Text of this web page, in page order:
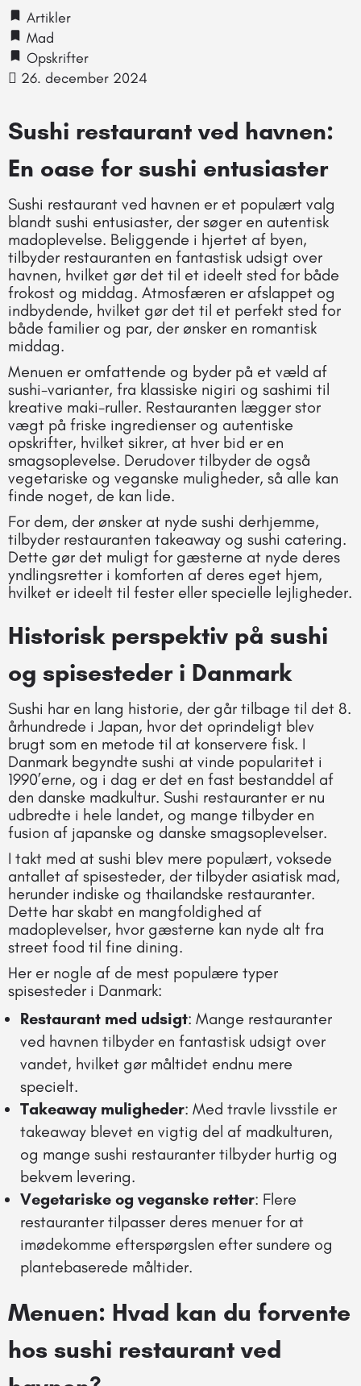
Artikler
Mad
Opskrifter
26. december 2024
Sushi restaurant ved havnen:
En oase for sushi entusiaster
Sushi restaurant ved havnen er et populært valg
blandt sushi entusiaster, der søger en autentisk
madoplevelse. Beliggende i hjertet af byen,
tilbyder restauranten en fantastisk udsigt over
havnen, hvilket gør det til et ideelt sted for både
frokost og middag. Atmosfæren er afslappet og
indbydende, hvilket gør det til et perfekt sted for
både familier og par, der ønsker en romantisk
middag.
Menuen er omfattende og byder på et væld af
sushi-varianter, fra klassiske nigiri og sashimi til
kreative maki-ruller. Restauranten lægger stor
vægt på friske ingredienser og autentiske
opskrifter, hvilket sikrer, at hver bid er en
smagsoplevelse. Derudover tilbyder de også
vegetariske og veganske muligheder, så alle kan
finde noget, de kan lide.
For dem, der ønsker at nyde sushi derhjemme,
tilbyder restauranten takeaway og sushi catering.
Dette gør det muligt for gæsterne at nyde deres
yndlingsretter i komforten af deres eget hjem,
hvilket er ideelt til fester eller specielle lejligheder.
Historisk perspektiv på sushi
og spisesteder i Danmark
Sushi har en lang historie, der går tilbage til det 8.
århundrede i Japan, hvor det oprindeligt blev
brugt som en metode til at konservere fisk. I
Danmark begyndte sushi at vinde popularitet i
1990’erne, og i dag er det en fast bestanddel af
den danske madkultur. Sushi restauranter er nu
udbredte i hele landet, og mange tilbyder en
fusion af japanske og danske smagsoplevelser.
I takt med at sushi blev mere populært, voksede
antallet af spisesteder, der tilbyder asiatisk mad,
herunder indiske og thailandske restauranter.
Dette har skabt en mangfoldighed af
madoplevelser, hvor gæsterne kan nyde alt fra
street food til fine dining.
Her er nogle af de mest populære typer
spisesteder i Danmark:
Restaurant med udsigt: Mange restauranter
ved havnen tilbyder en fantastisk udsigt over
vandet, hvilket gør måltidet endnu mere
specielt.
Takeaway muligheder: Med travle livsstile er
takeaway blevet en vigtig del af madkulturen,
og mange sushi restauranter tilbyder hurtig og
bekvem levering.
Vegetariske og veganske retter: Flere
restauranter tilpasser deres menuer for at
imødekomme efterspørgslen efter sundere og
plantebaserede måltider.
Menuen: Hvad kan du forvente
hos sushi restaurant ved